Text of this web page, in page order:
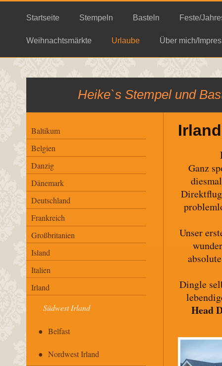
Startseite Stempeln Basteln Feste/
Weihnachtsmärkte Urlaube Über mich/
Heike`s Stempel und
Ganz
Unser
Dingle
Head
Baltikum
Belgien
Danzig
Dänemark
Deutschland
Frankreich
Großbritanien
Island
Italien
Irland
Südwest Irland
Belfast
Nordwest Irland